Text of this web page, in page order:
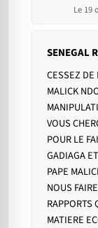
Le 19
SENEGAL
CESSEZ DE
MALICK
VOUS
POUR LE
GADIAGA
PAPE
NOUS
RAPPORTS
MATIERE